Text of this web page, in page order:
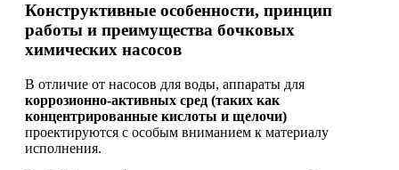
Конструктивные особенности, принцип
работы и преимущества бочковых
химических насосов
В отличие от насосов для воды, аппараты для
коррозионно-активных сред (таких как
концентрированные кислоты и щелочи)
проектируются с особым вниманием к материалу
исполнения.